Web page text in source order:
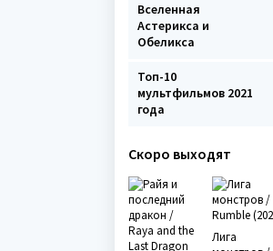
Вселенная
Астерикса и
Обеликса
Топ-10
мультфильмов 2021
года
Скоро выходят
Лига